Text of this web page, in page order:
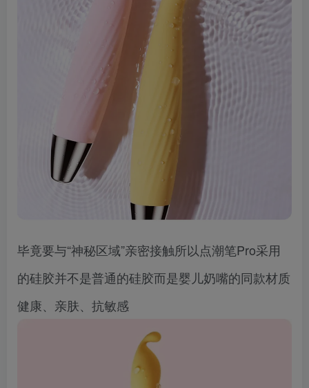
毕竟要与“神秘区域”亲密接触所以点潮笔Pro采用
的硅胶并不是普通的硅胶而是婴儿奶嘴的同款材质
健康、亲肤、抗敏感